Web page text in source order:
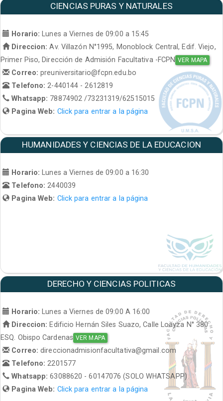
CIENCIAS PURAS Y NATURALES
Horario:
Lunes a Viernes de 09:00 a 15:45
Direccion: Av. Villazón N°1995, Monoblock Central, Edif. Viejo,
Primer Piso, Dirección de Admisión Facultativa -FCPN VER MAPA
Correo:preuniversitario@fcpn.edu.bo
Telefono: 2-440144 - 2612819
Whatsapp: 78874902 /73231319/62515015
Pagina Web: Click para entrar a la página
HUMANIDADES Y CIENCIAS DE LA EDUCACION
Horario: Lunes a Viernes de 09:00 a 16:30
Telefono:2440039
Pagina Web: Click para entrar a la página
DERECHO Y CIENCIAS POLITICAS
Horario:
Lunes a Viernes de 09:00 A 16:00
Direccion: Edificio Hernán Siles Suazo, Calle Loayza N° 380
ESQ. Obispo Cardenas VER MAPA
Correo:direccionadmisionfacultativa@gmail.com
Telefono: 2201577
Whatsapp:63088620 - 60147076 (SOLO WHATSAPP)
Pagina Web: Click para entrar a la página